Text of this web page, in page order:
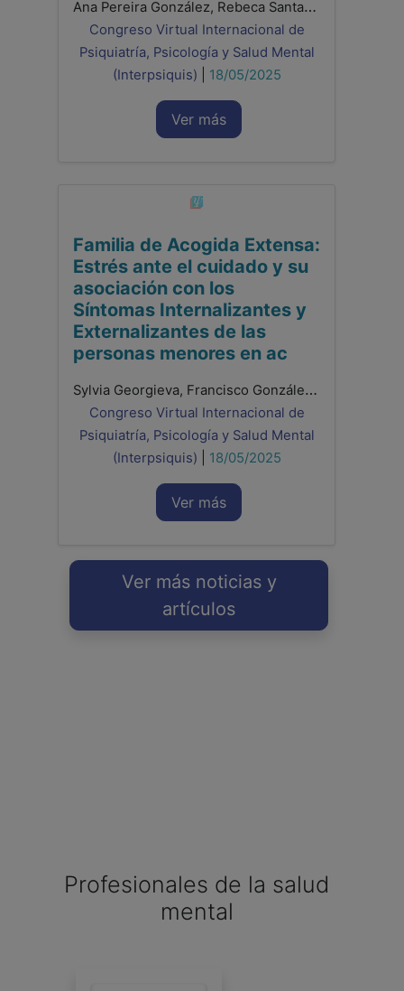
Ana Pereira González, Rebeca Santamaría Gutiez, Francisco González Sala, Laura Lacomba Trejo
Congreso Virtual Internacional de
Psiquiatría, Psicología y Salud Mental
(Interpsiquis)
18/05/2025
Ver más
Familia de Acogida Extensa:
Estrés ante el cuidado y su
asociación con los
Síntomas Internalizantes y
Externalizantes de las
personas menores en ac
Sylvia Georgieva, Francisco González Sala, Laura Lacomba-Trejo
Congreso Virtual Internacional de
Psiquiatría, Psicología y Salud Mental
(Interpsiquis)
18/05/2025
Ver más
Ver más noticias y
artículos
Profesionales de la salud
mental